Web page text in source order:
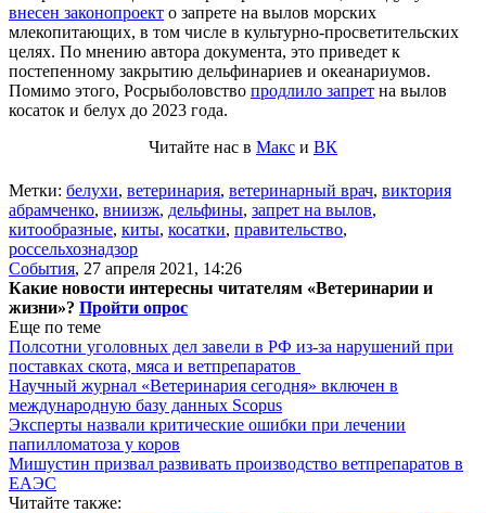
внесен законопроект о запрете на вылов морских
млекопитающих, в том числе в культурно-просветительских
целях. По мнению автора документа, это приведет к
постепенному закрытию дельфинариев и океанариумов.
Помимо этого, Росрыболовство продлило запрет на вылов
косаток и белух до 2023 года.
Читайте нас в Макс и ВК
Метки: белухи, ветеринария, ветеринарный врач, виктория
абрамченко, вниизж, дельфины, запрет на вылов,
китообразные, киты, косатки, правительство,
россельхознадзор
События, 27 апреля 2021, 14:26
Какие новости интересны читателям «Ветеринарии и
жизни»? Пройти опрос
Еще по теме
Полсотни уголовных дел завели в РФ из-за нарушений при
поставках скота, мяса и ветпрепаратов
Научный журнал «Ветеринария сегодня» включен в
международную базу данных Scopus
Эксперты назвали критические ошибки при лечении
папилломатоза у коров
Мишустин призвал развивать производство ветпрепаратов в
ЕАЭС
Читайте также: